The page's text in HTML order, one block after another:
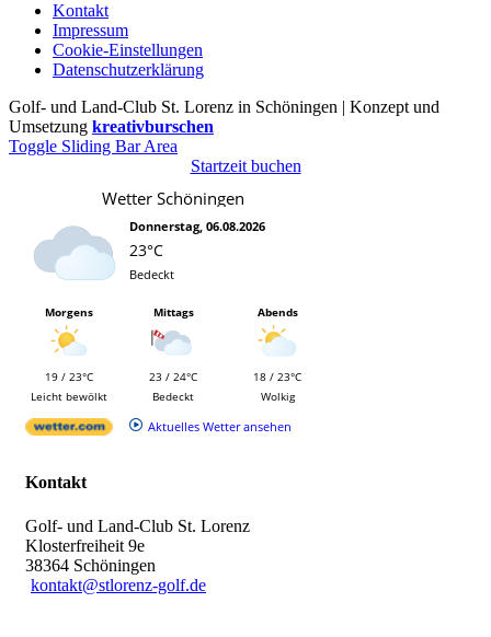
Kontakt
Impressum
Cookie-Einstellungen
Datenschutzerklärung
Golf- und Land-Club St. Lorenz in Schöningen | Konzept und
Umsetzung kreativburschen
Toggle Sliding Bar Area
Startzeit buchen
Wetter Schöningen
Donnerstag, 06.08.2026
23°C
Bedeckt
Morgens
19 / 23°C
Leicht bewölkt
Mittags
23 / 24°C
Bedeckt
Abends
18 / 23°C
Wolkig
Aktuelles Wetter ansehen
Kontakt
Golf- und Land-Club St. Lorenz
Klosterfreiheit 9e
38364 Schöningen
kontakt@stlorenz-golf.de